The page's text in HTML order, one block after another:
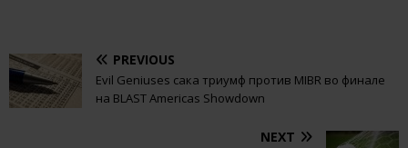
PREVIOUS
Evil Geniuses сака триумф против MIBR во финале
на BLAST Americas Showdown
NEXT